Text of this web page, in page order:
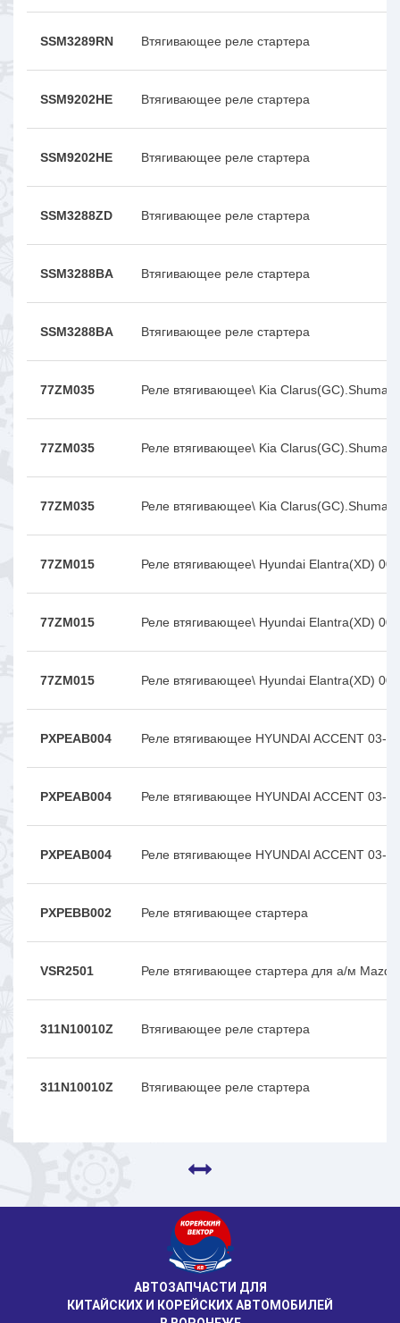
SSM3289RN Втягивающее реле стартера
SSM9202HE Втягивающее реле стартера
SSM9202HE Втягивающее реле стартера
SSM3288ZD Втягивающее реле стартера
SSM3288BA Втягивающее реле стартера
SSM3288BA Втягивающее реле стартера
77ZM035 Реле втягивающее\ Kia Clarus(GC).Shuma I
77ZM035 Реле втягивающее\ Kia Clarus(GC).Shuma I
77ZM035 Реле втягивающее\ Kia Clarus(GC).Shuma I
77ZM015 Реле втягивающее\ Hyundai Elantra(XD) 00
77ZM015 Реле втягивающее\ Hyundai Elantra(XD) 00
77ZM015 Реле втягивающее\ Hyundai Elantra(XD) 00
PXPEAB004 Реле втягивающее HYUNDAI ACCENT 03-
PXPEAB004 Реле втягивающее HYUNDAI ACCENT 03-
PXPEAB004 Реле втягивающее HYUNDAI ACCENT 03-
PXPEBB002 Реле втягивающее стартера
VSR2501 Реле втягивающее стартера для а/м Mazda
311N10010Z Втягивающее реле стартера
311N10010Z Втягивающее реле стартера
АВТОЗАПЧАСТИ ДЛЯ
КИТАЙСКИХ И КОРЕЙСКИХ АВТОМОБИЛЕЙ